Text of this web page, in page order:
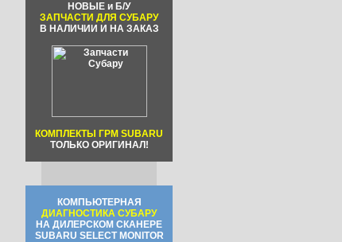
НОВЫЕ и Б/У
ЗАПЧАСТИ ДЛЯ СУБАРУ
В НАЛИЧИИ И НА ЗАКАЗ
КОМПЛЕКТЫ ГРМ SUBARU
ТОЛЬКО ОРИГИНАЛ!
КОМПЬЮТЕРНАЯ
ДИАГНОСТИКА СУБАРУ
НА ДИЛЕРСКОМ СКАНЕРЕ
SUBARU SELECT MONITOR